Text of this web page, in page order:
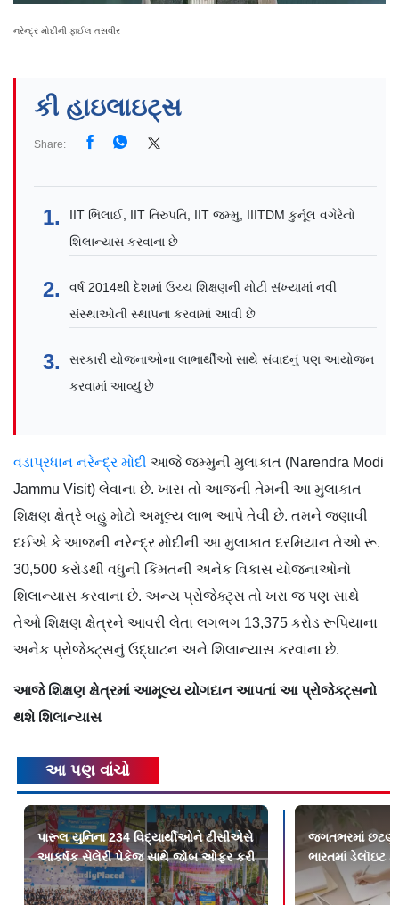
નરેન્દ્ર મોદીની ફાઈલ તસવીર
કી હાઇલાઇટ્સ
Share:
IIT ભિલાઈ, IIT તિરુપતિ, IIT જમ્મુ, IIITDM કુર્નૂલ વગેરેનો
શિલાન્યાસ કરવાના છે
વર્ષ 2014થી દેશમાં ઉચ્ચ શિક્ષણની મોટી સંખ્યામાં નવી
સંસ્થાઓની સ્થાપના કરવામાં આવી છે
સરકારી યોજનાઓના લાભાર્થીઓ સાથે સંવાદનું પણ આયોજન
કરવામાં આવ્યું છે
વડાપ્રધાન નરેન્દ્ર મોદી આજે જમ્મુની મુલાકાત (Narendra Modi
Jammu Visit) લેવાના છે. ખાસ તો આજની તેમની આ મુલાકાત
શિક્ષણ ક્ષેત્રે બહુ મોટો અમૂલ્ય લાભ આપે તેવી છે. તમને જણાવી
દઈએ કે આજની નરેન્દ્ર મોદીની આ મુલાકાત દરમિયાન તેઓ રૂ.
30,500 કરોડથી વધુની કિંમતની અનેક વિકાસ યોજનાઓનો
શિલાન્યાસ કરવાના છે. અન્ય પ્રોજેક્ટ્સ તો ખરા જ પણ સાથે
તેઓ શિક્ષણ ક્ષેત્રને આવરી લેતા લગભગ 13,375 કરોડ રૂપિયાના
અનેક પ્રોજેક્ટ્સનું ઉદ્ઘાટન અને શિલાન્યાસ કરવાના છે.
આજે શિક્ષણ ક્ષેત્રમાં આમૂલ્ય યોગદાન આપતાં આ પ્રોજેક્ટ્સનો
થશે શિલાન્યાસ
આ પણ વાંચો
પારૂલ યુનિના 234 વિદ્યાર્થીઓને ટીસીએસે
આકર્ષક સેલેરી પેકેજ સાથે જોબ ઓફર કરી
જગતભરમાં
ભારતમાં ડેલૉઇટ